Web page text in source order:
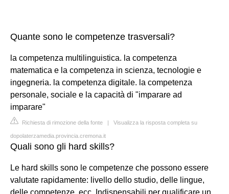
Quante sono le competenze trasversali?
la competenza multilinguistica. la competenza
matematica e la competenza in scienza, tecnologie e
ingegneria. la competenza digitale. la competenza
personale, sociale e la capacità di "imparare ad
imparare"
Richiesta di rimozione della fonte | Visualizza la risposta completa su
dopolaterzamedia.provincia.cremona.it
Quali sono gli hard skills?
Le hard skills sono le competenze che possono essere
valutate rapidamente: livello dello studio, delle lingue,
delle competenze, ecc. Indispensabili per qualificare un